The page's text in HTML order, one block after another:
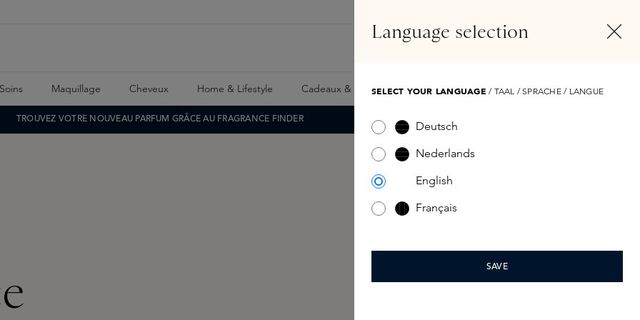
Soins Maquillage Cheveux Home & Lifestyle Cadeaux & Giftcards Samples Skins Exclusives Skins
TROUVEZ VOTRE NOUVEAU PARFUM GRÂCE AU FRAGRANCE FINDER
Language selection
SELECT YOUR LANGUAGE / TAAL / SPRACHE / LANGUE
Deutsch
Nederlands
English
Français
SAVE